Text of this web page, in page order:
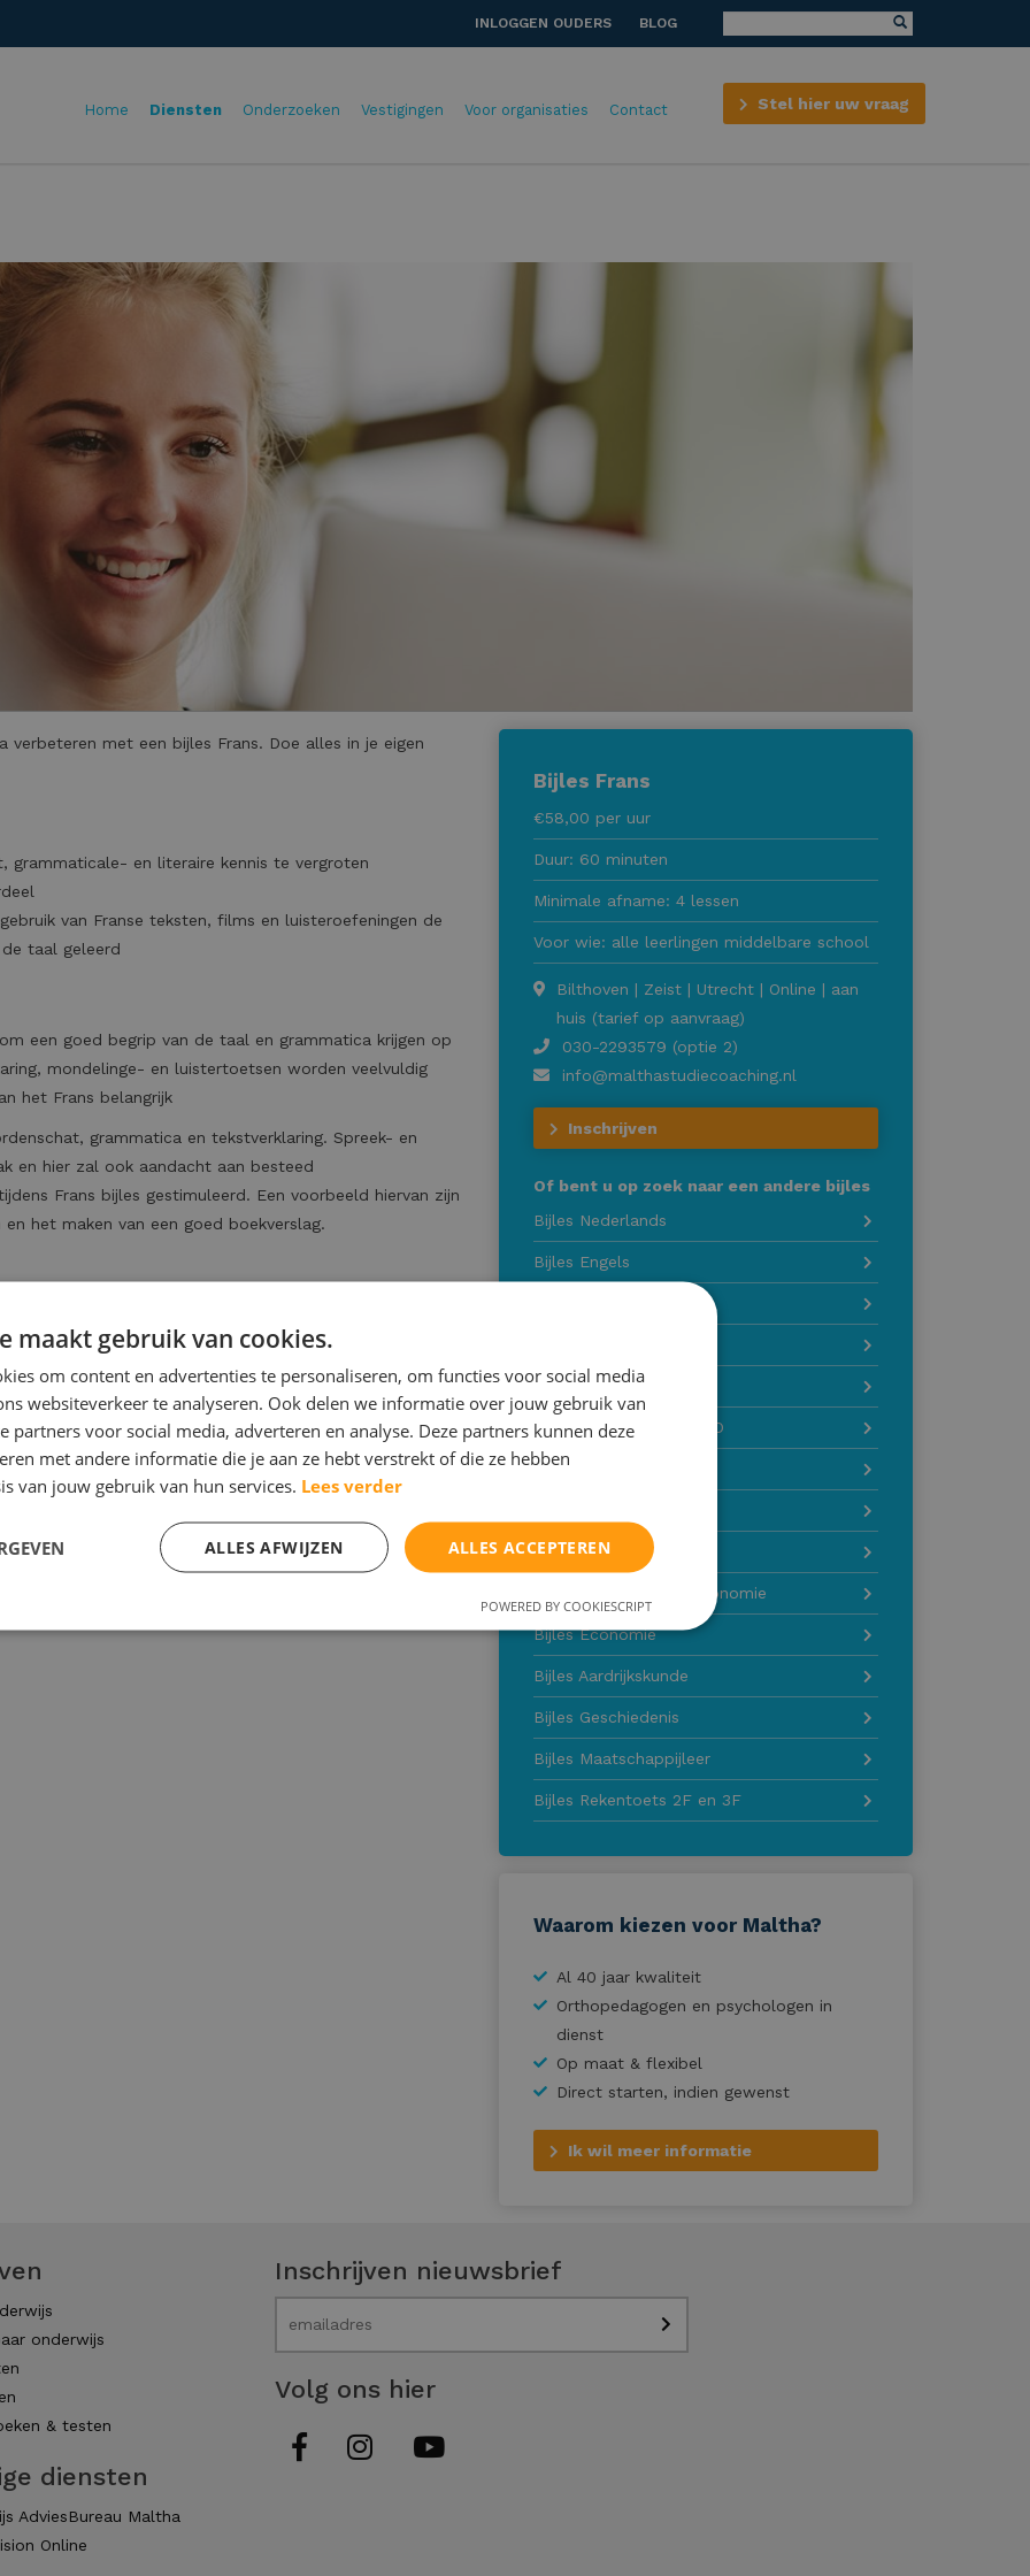
INLOGGEN OUDERS BLOG
Home Diensten Onderzoeken Vestigingen Voor organisaties Contact Stel hier uw vraag
verbeteren met een bijles Frans. Doe alles in je eigen
grammaticale- en literaire kennis te vergroten
van Franse teksten, films en luisteroefeningen de
taal geleerd
een goed begrip van de taal en grammatica krijgen op
mondelinge- en luistertoetsen worden veelvuldig
het Frans belangrijk
grammatica en tekstverklaring. Spreek- en
en hier zal ook aandacht aan besteed
Frans bijles gestimuleerd. Een voorbeeld hiervan zijn
het maken van een goed boekverslag.
die goed op de hoogte zijn van de actuele
en leerling wordt de belevingswereld van uw
goede communicatie en dit komt ten goede aan de
Bijles Frans
€58,00 per uur
Duur: 60 minuten
Minimale afname: 4 lessen
Voor wie: alle leerlingen middelbare school
Bilthoven | Zeist | Utrecht | Online | aan
huis (tarief op aanvraag)
030-2293579 (optie 2)
info@malthastudiecoaching.nl
Inschrijven
Of bent u op zoek naar een andere bijles
Bijles Nederlands
Bijles Engels
Bijles Grieks
Bijles Wiskunde A-B-C-D
Bijles Natuurkunde
Bijles Biologie
Bijles M&O / bedrijfseconomie
Bijles Economie
Bijles Aardrijkskunde
Bijles Geschiedenis
Bijles Maatschappijleer
Bijles Rekentoets 2F en 3F
Waarom kiezen voor Maltha?
Al 40 jaar kwaliteit
Orthopedagogen en psychologen in
dienst
Op maat & flexibel
Direct starten, indien gewenst
Ik wil meer informatie
onderwijs
& testen
diensten
AdviesBureau Maltha
Online
Inschrijven nieuwsbrief
Volg ons hier
maakt gebruik van cookies.
om content en advertenties te personaliseren, om functies voor social media
websiteverkeer te analyseren. Ook delen we informatie over jouw gebruik van
partners voor social media, adverteren en analyse. Deze partners kunnen deze
met andere informatie die je aan ze hebt verstrekt of die ze hebben
van jouw gebruik van hun services. Lees verder
ALLES ACCEPTEREN
ALLES AFWIJZEN
POWERED BY COOKIESCRIPT